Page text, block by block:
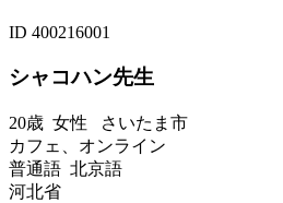
ID 400216001
シャコハン先生
20歳 女性 さいたま市
カフェ、オンライン
普通語 北京語
河北省